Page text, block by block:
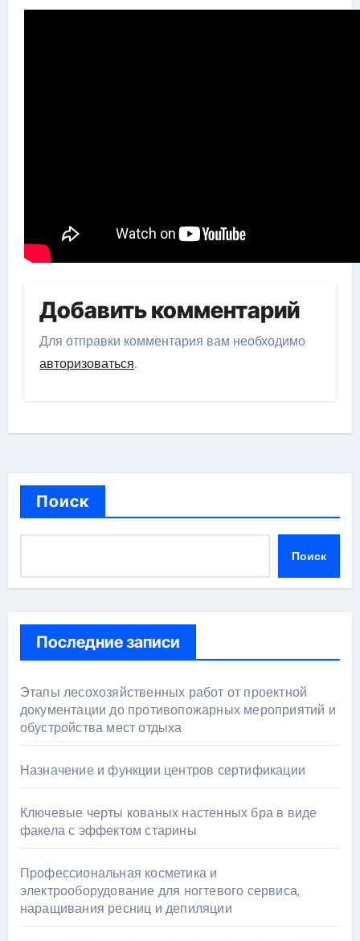
Добавить комментарий
Для отправки комментария вам необходимо
авторизоваться.
Поиск
Поиск
Последние записи
Этапы лесохозяйственных работ от проектной
документации до противопожарных мероприятий и
обустройства мест отдыха
Назначение и функции центров сертификации
Ключевые черты кованых настенных бра в виде
факела с эффектом старины
Профессиональная косметика и
электрооборудование для ногтевого сервиса,
наращивания ресниц и депиляции